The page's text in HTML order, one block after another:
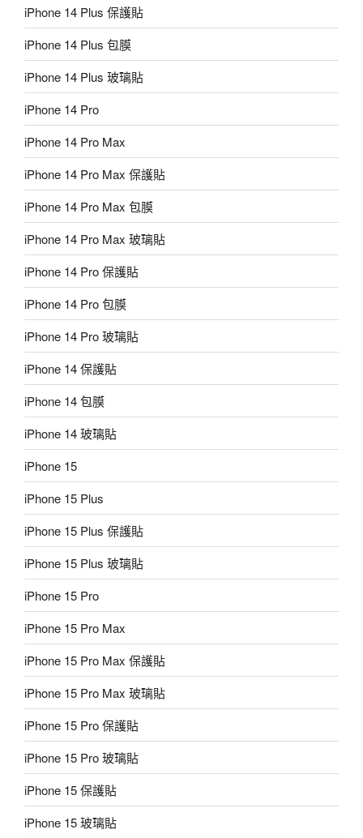
iPhone 14 Plus 保護貼
iPhone 14 Plus 包膜
iPhone 14 Plus 玻璃貼
iPhone 14 Pro
iPhone 14 Pro Max
iPhone 14 Pro Max 保護貼
iPhone 14 Pro Max 包膜
iPhone 14 Pro Max 玻璃貼
iPhone 14 Pro 保護貼
iPhone 14 Pro 包膜
iPhone 14 Pro 玻璃貼
iPhone 14 保護貼
iPhone 14 包膜
iPhone 14 玻璃貼
iPhone 15
iPhone 15 Plus
iPhone 15 Plus 保護貼
iPhone 15 Plus 玻璃貼
iPhone 15 Pro
iPhone 15 Pro Max
iPhone 15 Pro Max 保護貼
iPhone 15 Pro Max 玻璃貼
iPhone 15 Pro 保護貼
iPhone 15 Pro 玻璃貼
iPhone 15 保護貼
iPhone 15 玻璃貼